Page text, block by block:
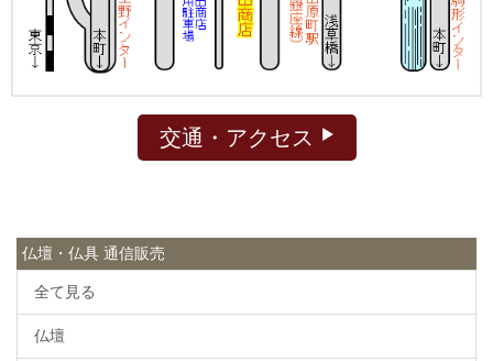
交通・アクセス
仏壇・仏具 通信販売
全て見る
仏壇